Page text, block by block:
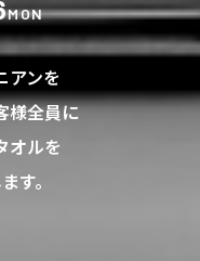
MON
アンを
様全員に
オルを
す。